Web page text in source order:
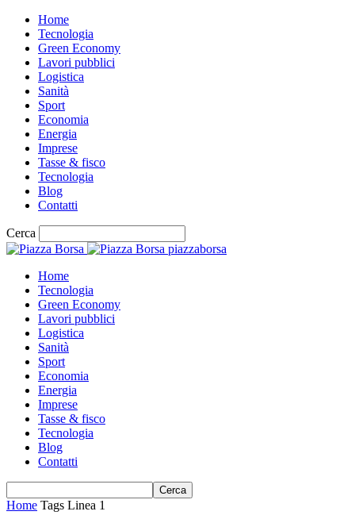
Home
Tecnologia
Green Economy
Lavori pubblici
Logistica
Sanità
Sport
Economia
Energia
Imprese
Tasse & fisco
Tecnologia
Blog
Contatti
Cerca
piazzaborsa
Home
Tecnologia
Green Economy
Lavori pubblici
Logistica
Sanità
Sport
Economia
Energia
Imprese
Tasse & fisco
Tecnologia
Blog
Contatti
Home Tags Linea 1